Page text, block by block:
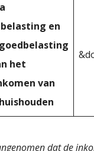
en
het
van
dat de